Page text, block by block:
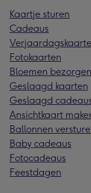
Kaartje sturen
Cadeaus
Fotokaarten
Bloemen bezorgen
Geslaagd kaarten
Geslaagd
Ansichtkaart
Ballonnen
Baby cadeaus
Fotocadeaus
Feestdagen